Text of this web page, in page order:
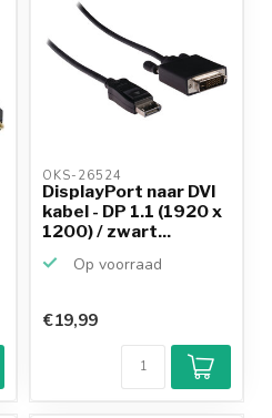
OKS-26524
DisplayPort naar DVI
kabel - DP 1.1 (1920 x
1200) / zwart...
Op voorraad
€19,99